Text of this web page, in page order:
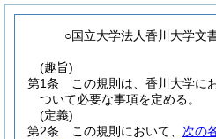
○国立大学法人香川大学文
(趣旨)
第1条
この規則は、香川大学に
ついて必要な事項を定める。
(定義)
第2条
この規則において、 次の